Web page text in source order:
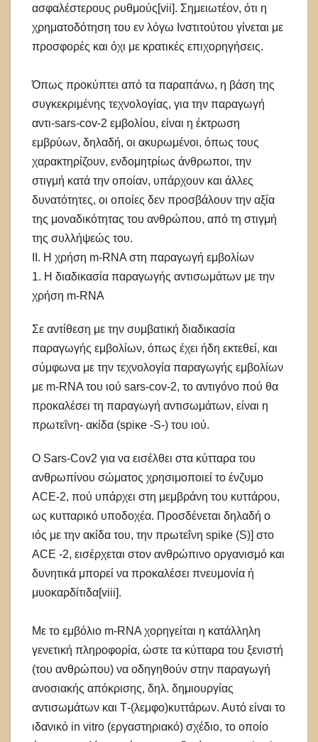
ασφαλέστερους ρυθμούς[vii]. Σημειωτέον, ότι η
χρηματοδότηση του εν λόγω Ινστιτούτου γίνεται με
προσφορές και όχι με κρατικές επιχορηγήσεις.
Όπως προκύπτει από τα παραπάνω, η βάση της
συγκεκριμένης τεχνολογίας, για την παραγωγή
αντι-sars-cov-2 εμβολίου, είναι η έκτρωση
εμβρύων, δηλαδή, οι ακυρωμένοι, όπως τους
χαρακτηρίζουν, ενδομητρίως άνθρωποι, την
στιγμή κατά την οποίαν, υπάρχουν και άλλες
δυνατότητες, οι οποίες δεν προσβάλουν την αξία
της μοναδικότητας του ανθρώπου, από τη στιγμή
της συλλήψεώς του.
ΙΙ. Η χρήση m-RNA στη παραγωγή εμβολίων
1. Η διαδικασία παραγωγής αντισωμάτων με την
χρήση m-RNA
Σε αντίθεση με την συμβατική διαδικασία
παραγωγής εμβολίων, όπως έχει ήδη εκτεθεί, και
σύμφωνα με την τεχνολογία παραγωγής εμβολίων
με m-RNA του ιού sars-cov-2, το αντιγόνο πού θα
προκαλέσει τη παραγωγή αντισωμάτων, είναι η
πρωτεΐνη- ακίδα (spiκe -S-) του ιού.
Ο Sars-Cov2 για να εισέλθει στα κύτταρα του
ανθρωπίνου σώματος χρησιμοποιεί το ένζυμο
ACE-2, πού υπάρχει στη μεμβράνη του κυττάρου,
ως κυτταρικό υποδοχέα. Προσδένεται δηλαδή ο
ιός με την ακίδα του, την πρωτεΐνη spike (S)] στο
ACE -2, εισέρχεται στον ανθρώπινο οργανισμό και
δυνητικά μπορεί να προκαλέσει πνευμονία ή
μυοκαρδίτιδα[viii].
Με το εμβόλιο m-RNA χορηγείται η κατάλληλη
γενετική πληροφορία, ώστε τα κύτταρα του ξενιστή
(του ανθρώπου) να οδηγηθούν στην παραγωγή
ανοσιακής απόκρισης, δηλ. δημιουργίας
αντισωμάτων και Τ-(λεμφο)κυττάρων. Αυτό είναι το
ιδανικό in vitro (εργαστηριακό) σχέδιο, το οποίο